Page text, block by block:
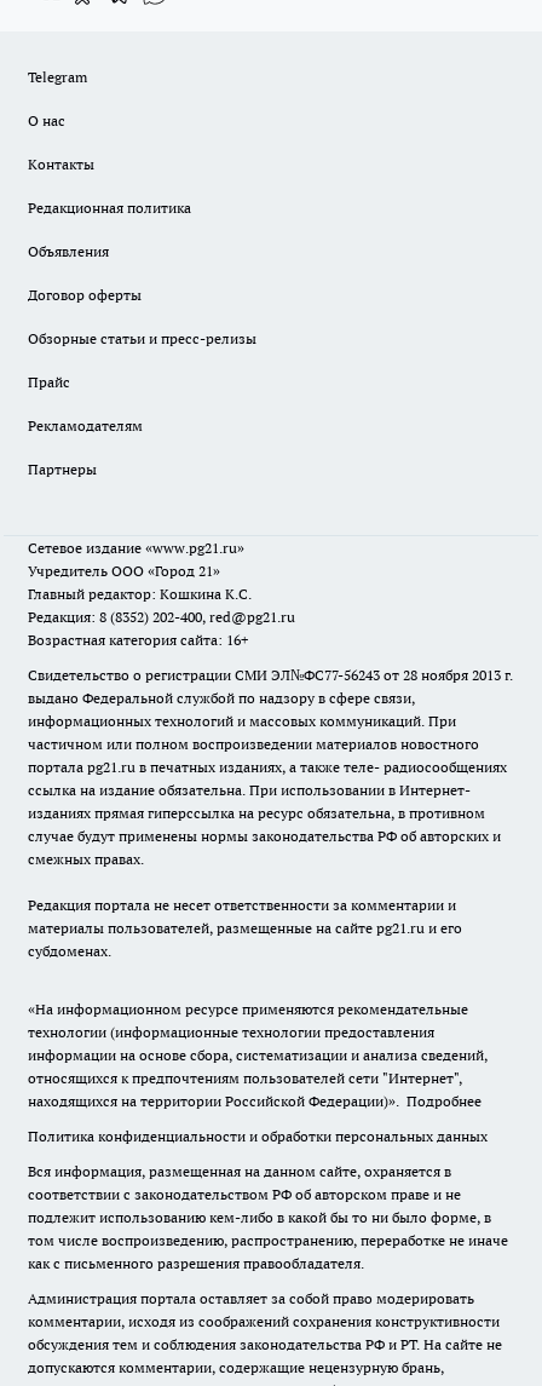
Telegram
О нас
Контакты
Редакционная политика
Объявления
Договор оферты
Обзорные статьи и пресс-релизы
Прайс
Рекламодателям
Партнеры
Сетевое издание «www.pg21.ru»
Учредитель ООО «Город 21»
Главный редактор: Кошкина К.С.
Редакция: 8 (8352) 202-400, red@pg21.ru
Возрастная категория сайта: 16+
Свидетельство о регистрации СМИ ЭЛ№ФС77-56243 от 28 ноября 2013 г.
выдано Федеральной службой по надзору в сфере связи,
информационных технологий и массовых коммуникаций. При
частичном или полном воспроизведении материалов новостного
портала pg21.ru в печатных изданиях, а также теле- радиосообщениях
ссылка на издание обязательна. При использовании в Интернет-
изданиях прямая гиперссылка на ресурс обязательна, в противном
случае будут применены нормы законодательства РФ об авторских и
смежных правах.
Редакция портала не несет ответственности за комментарии и
материалы пользователей, размещенные на сайте pg21.ru и его
субдоменах.
«На информационном ресурсе применяются рекомендательные
технологии (информационные технологии предоставления
информации на основе сбора, систематизации и анализа сведений,
относящихся к предпочтениям пользователей сети "Интернет",
находящихся на территории Российской Федерации)». Подробнее
Политика конфиденциальности и обработки персональных данных
Вся информация, размещенная на данном сайте, охраняется в
соответствии с законодательством РФ об авторском праве и не
подлежит использованию кем-либо в какой бы то ни было форме, в
том числе воспроизведению, распространению, переработке не иначе
как с письменного разрешения правообладателя.
Администрация портала оставляет за собой право модерировать
комментарии, исходя из соображений сохранения конструктивности
обсуждения тем и соблюдения законодательства РФ и РТ. На сайте не
допускаются комментарии, содержащие нецензурную брань,